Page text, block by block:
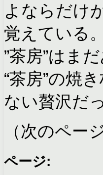
よならだけ
覚えている。
”茶房”はま
“茶房”の焼
ない贅沢だ
（次のペー
ページ: